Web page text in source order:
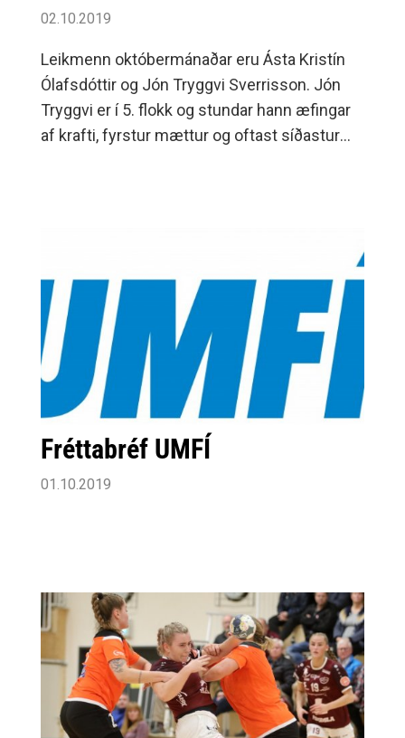
02.10.2019
Leikmenn októbermánaðar eru Ásta Kristín
Ólafsdóttir og Jón Tryggvi Sverrisson. Jón
Tryggvi er í 5. flokk og stundar hann æfingar
af krafti, fyrstur mættur og oftast síðastur
Fréttabréf UMFÍ
01.10.2019